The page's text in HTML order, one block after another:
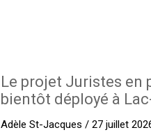
Le projet Juristes en
bientôt déployé à
Adèle St-Jacques / 27 juillet